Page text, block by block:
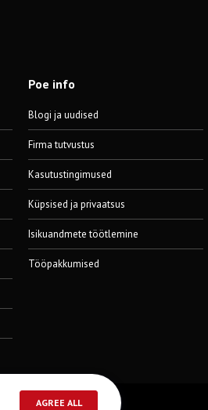
Poe info
Blogi ja uudised
Firma tutvustus
Kasutustingimused
Küpsised ja privaatsus
Isikuandmete töötlemine
Tööpakkumised
AGREE ALL